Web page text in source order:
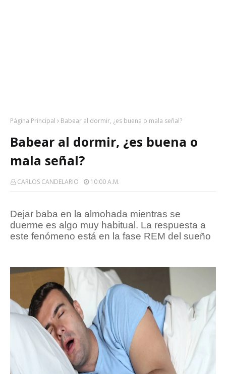
Página Principal Babear al dormir, ¿es buena o mala señal?
Babear al dormir, ¿es buena o
mala señal?
CARLOS CANDELARIO 10:00 A.m.
Dejar baba en la almohada mientras se
duerme es algo muy habitual. La respuesta a
este fenómeno está en la fase REM del sueño